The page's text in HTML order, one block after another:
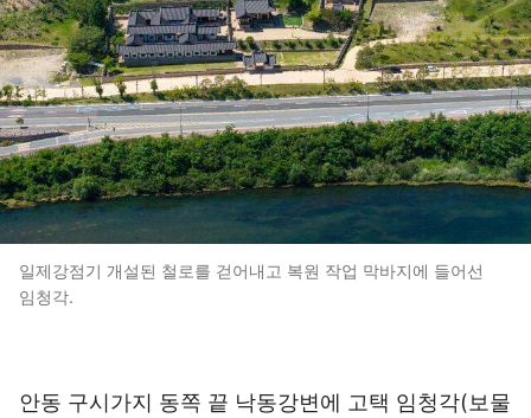
일제강점기 개설된 철로를 걷어내고 복원 작업 막바지에 들어선
임청각.
안동 구시가지 동쪽 끝 낙동강변에 고택 임청각(보물